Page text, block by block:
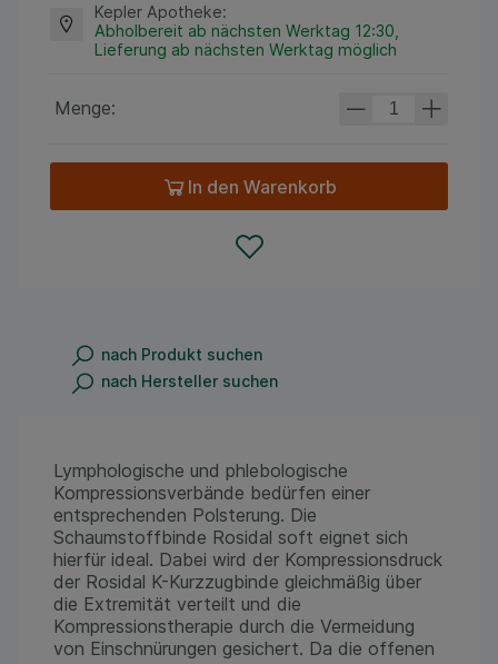
Kepler Apotheke:
Abholbereit ab nächsten Werktag 12:30,
Lieferung ab nächsten Werktag möglich
Menge:
In den Warenkorb
nach Produkt suchen
nach Hersteller suchen
Lymphologische und phlebologische
Kompressionsverbände bedürfen einer
entsprechenden Polsterung. Die
Schaumstoffbinde Rosidal soft eignet sich
hierfür ideal. Dabei wird der Kompressionsdruck
der Rosidal K-Kurzzugbinde gleichmäßig über
die Extremität verteilt und die
Kompressionstherapie durch die Vermeidung
von Einschnürungen gesichert. Da die offenen